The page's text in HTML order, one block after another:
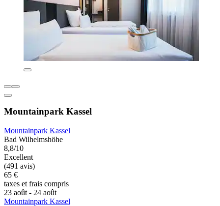
Mountainpark Kassel
Mountainpark Kassel
Bad Wilhelmshöhe
8,8/10
Excellent
(491 avis)
65 €
taxes et frais compris
23 août - 24 août
Mountainpark Kassel